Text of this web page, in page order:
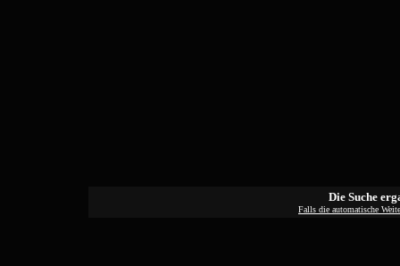
Die Suche
Falls die automatische